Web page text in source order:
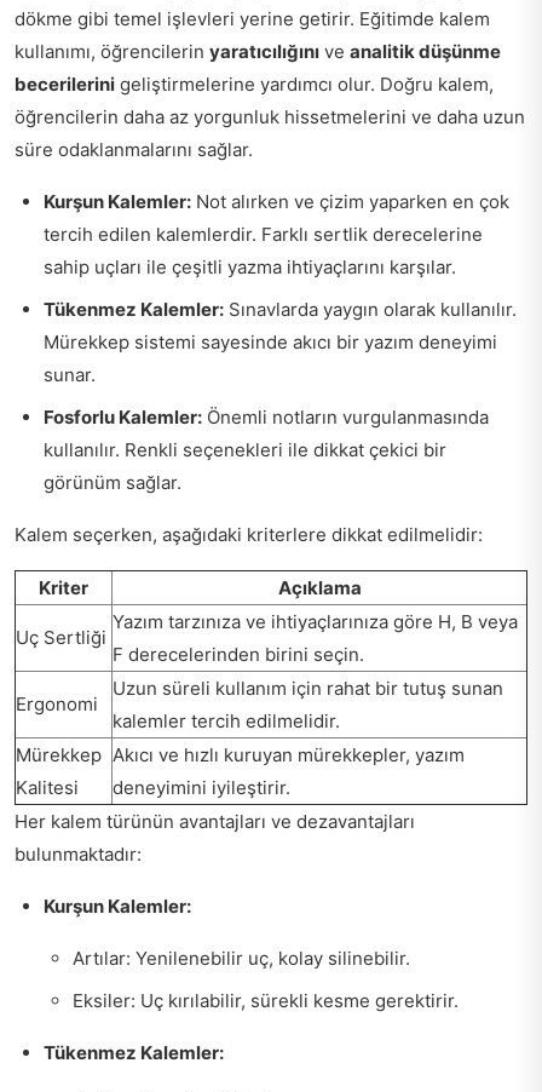
dökme gibi temel işlevleri yerine getirir. Eğitimde kalem
kullanımı, öğrencilerin yaratıcılığını ve analitik düşünme
becerilerini geliştirmelerine yardımcı olur. Doğru kalem,
öğrencilerin daha az yorgunluk hissetmelerini ve daha uzun
süre odaklanmalarını sağlar.
Kurşun Kalemler: Not alırken ve çizim yaparken en çok
tercih edilen kalemlerdir. Farklı sertlik derecelerine
sahip uçları ile çeşitli yazma ihtiyaçlarını karşılar.
Tükenmez Kalemler: Sınavlarda yaygın olarak kullanılır.
Mürekkep sistemi sayesinde akıcı bir yazım deneyimi
sunar.
Fosforlu Kalemler: Önemli notların vurgulanmasında
kullanılır. Renkli seçenekleri ile dikkat çekici bir
görünüm sağlar.
Kalem seçerken, aşağıdaki kriterlere dikkat edilmelidir:
Kriter Açıklama
Uç Sertliği
Yazım tarzınıza ve ihtiyaçlarınıza göre H, B veya
F derecelerinden birini seçin.
Ergonomi
Uzun süreli kullanım için rahat bir tutuş sunan
kalemler tercih edilmelidir.
Mürekkep
Kalitesi
Akıcı ve hızlı kuruyan mürekkepler, yazım
deneyimini iyileştirir.
Her kalem türünün avantajları ve dezavantajları
bulunmaktadır:
Kurşun Kalemler:
Artılar: Yenilenebilir uç, kolay silinebilir.
Eksiler: Uç kırılabilir, sürekli kesme gerektirir.
Tükenmez Kalemler: